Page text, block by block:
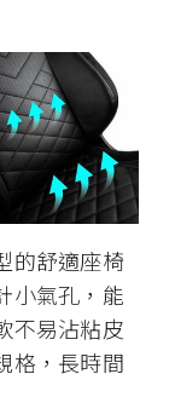
的舒適座椅
小氣孔，能
不易沾粘皮
格，長時間